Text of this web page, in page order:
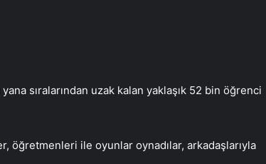
sıralarından uzak kalan yaklaşık 52 bin öğrenci
öğretmenleri ile oyunlar oynadılar, arkadaşlarıyla